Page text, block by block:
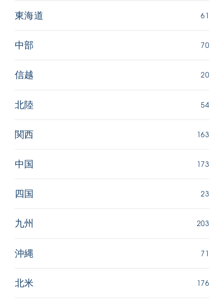
東海道 61
中部 70
信越 20
北陸 54
関西 163
中国 173
四国 23
九州 203
沖縄 71
北米 176